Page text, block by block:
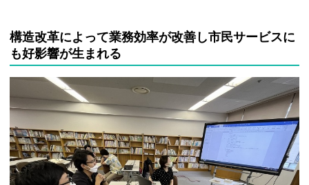
構造改革によって業務効率が改善し市民サービスに
も好影響が生まれる